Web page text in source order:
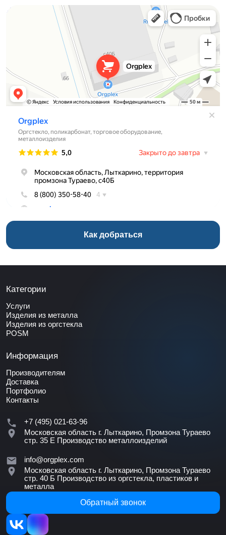
Orgplex
Оргстекло, поликарбонат в Лыткарине
Торговое оборудование в Лыткарине
Как добраться
Категории
Услуги
Изделия из металла
Изделия из оргстекла
POSM
Информация
Производителям
Доставка
Портфолио
Контакты
+7 (495) 021-63-96
Московская область г. Лыткарино, Промзона Тураево
стр. 35 Е Производство металлоизделий
info@orgplex.com
Московская область г. Лыткарино, Промзона Тураево
стр. 40 Б Производство из оргстекла, пластиков и
металла
Обратный звонок